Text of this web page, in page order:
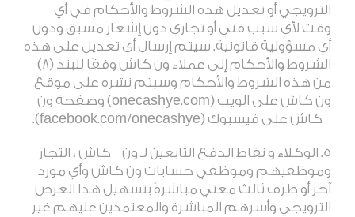
الترويجي أو تعديل هذه الشروط والأحكام في أي
وقت لأي سبب فني أو تجاري دون إشعار مسبق ودون
أي مسؤولية قانونية. سيتم إرسال أي تعديل على هذه
الشروط والأحكام إلى عملاء ون
كاش وفقًا للبند (8)
من هذه الشروط والأحكام وسيتم نشره على موقع
ون كاش على الويب (onecashye.com) وصفحة ون
كاش على فيسبوك (facebook.com/onecashye).
الوكلاء و نقاط الدفع التابعين لـ ون كاش ، التجار
وموظفيهم وموظفي حسابات ون كاش وأي مورد
آخر أو طرف ثالث معني مباشرةً بتسهيل هذا العرض
الترويجي وأسرهم المباشرة والمعتمدين عليهم غير